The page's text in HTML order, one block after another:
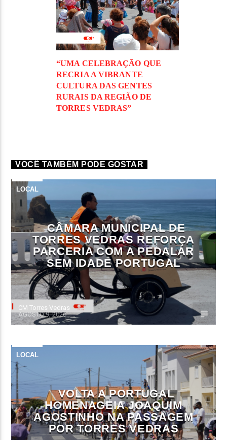
“UMA CELEBRAÇÃO QUE
RECRIA A VIBRANTE
CULTURA DAS GENTES
RURAIS DA REGIÃO DE
TORRES VEDRAS”
VOCÊ TAMBÉM PODE GOSTAR
LOCAL
CÂMARA MUNICIPAL DE
TORRES VEDRAS REFORÇA
PARCERIA COM A PEDALAR
SEM IDADE PORTUGAL
CM Torres Vedras
AGOSTO 9, 2026
LOCAL
VOLTA A PORTUGAL
HOMENAGEIA JOAQUIM
AGOSTINHO NA PASSAGEM
POR TORRES VEDRAS